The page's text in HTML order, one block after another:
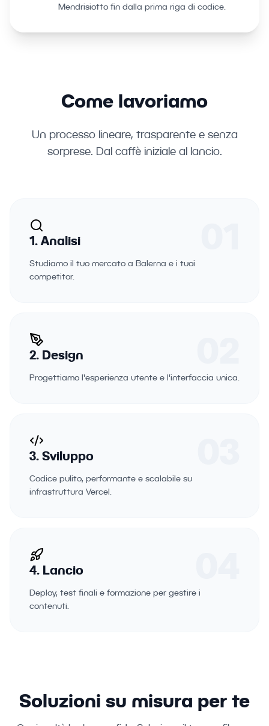
Mendrisiotto fin dalla prima riga di codice.
Come lavoriamo
Un processo lineare, trasparente e senza
sorprese. Dal caffè iniziale al lancio.
1. Analisi
Studiamo il tuo mercato a Balerna e i tuoi
competitor.
2. Design
Progettiamo l'esperienza utente e l'interfaccia unica.
3. Sviluppo
Codice pulito, performante e scalabile su
infrastruttura Vercel.
4. Lancio
Deploy, test finali e formazione per gestire i
contenuti.
Soluzioni su misura per te